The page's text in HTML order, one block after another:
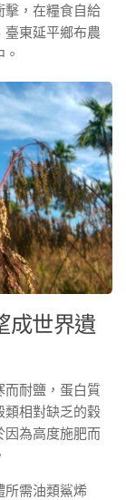
擊，在糧食自給
臺東延平鄉布農
成世界遺
而耐鹽，蛋白質
類相對缺乏的穀
因為高度施肥而
所需油類鯊烯